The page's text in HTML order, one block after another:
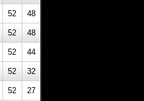
52 48
52 48
52 44
52 32
52 27